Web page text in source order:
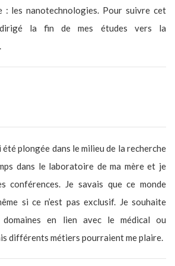
: les nanotechnologies. Pour suivre cet
la fin de mes études vers la
été plongée dans le milieu de la recherche
dans le laboratoire de ma mère et je
conférences. Je savais que ce monde
si ce n’est pas exclusif. Je souhaite
en lien avec le médical ou
différents métiers pourraient me plaire.